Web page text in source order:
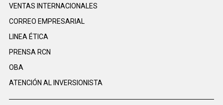
VENTAS INTERNACIONALES
CORREO EMPRESARIAL
LINEA ÉTICA
PRENSA RCN
OBA
ATENCIÓN AL INVERSIONISTA